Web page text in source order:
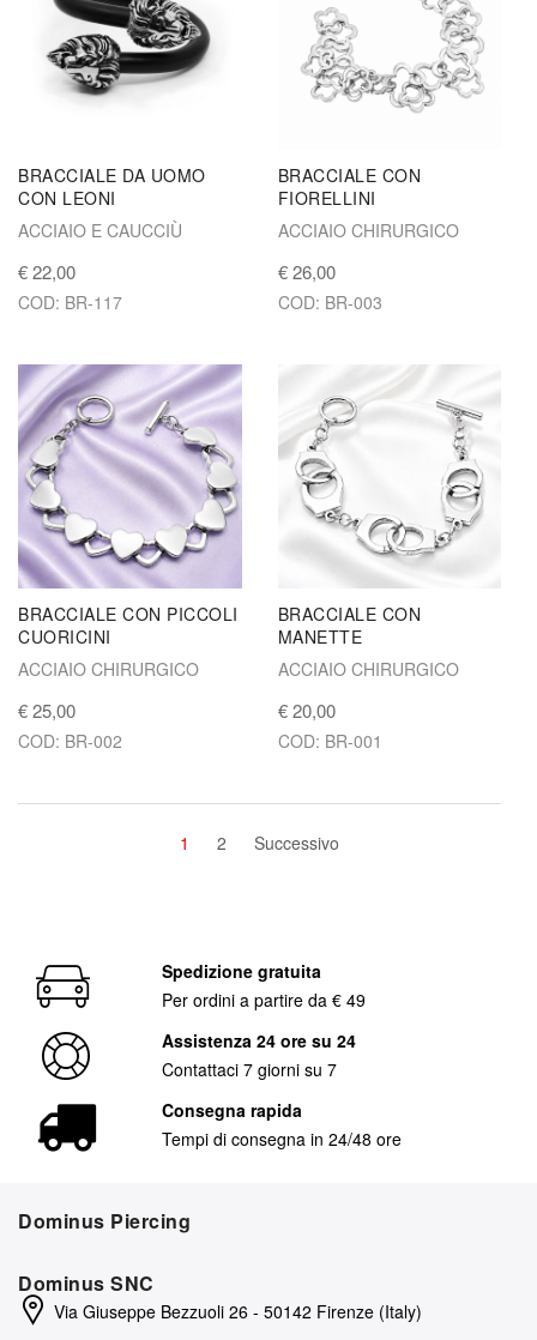
BRACCIALE DA UOMO
CON LEONI
ACCIAIO E CAUCCIÙ
€ 22,00
COD: BR-117
BRACCIALE CON
FIORELLINI
ACCIAIO CHIRURGICO
€ 26,00
COD: BR-003
BRACCIALE CON PICCOLI
CUORICINI
ACCIAIO CHIRURGICO
€ 25,00
COD: BR-002
BRACCIALE CON
MANETTE
ACCIAIO CHIRURGICO
€ 20,00
COD: BR-001
1 2 Successivo
Spedizione gratuita
Per ordini a partire da € 49
Assistenza 24 ore su 24
Contattaci 7 giorni su 7
Consegna rapida
Tempi di consegna in 24/48 ore
Dominus Piercing
Dominus SNC
Via Giuseppe Bezzuoli 26 - 50142 Firenze (Italy)